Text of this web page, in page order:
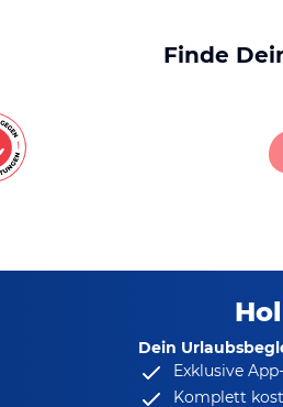
Finde
Dein
Exklusive
Komplett